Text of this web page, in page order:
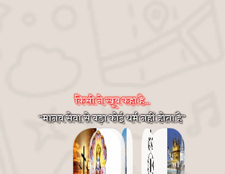
किसी ने खूब कहा है...
मानव सेवा से बड़ा कोई धर्म नहीं होता है